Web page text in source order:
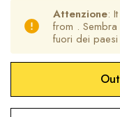
Attenzione:
from .
fuori dei
only
left